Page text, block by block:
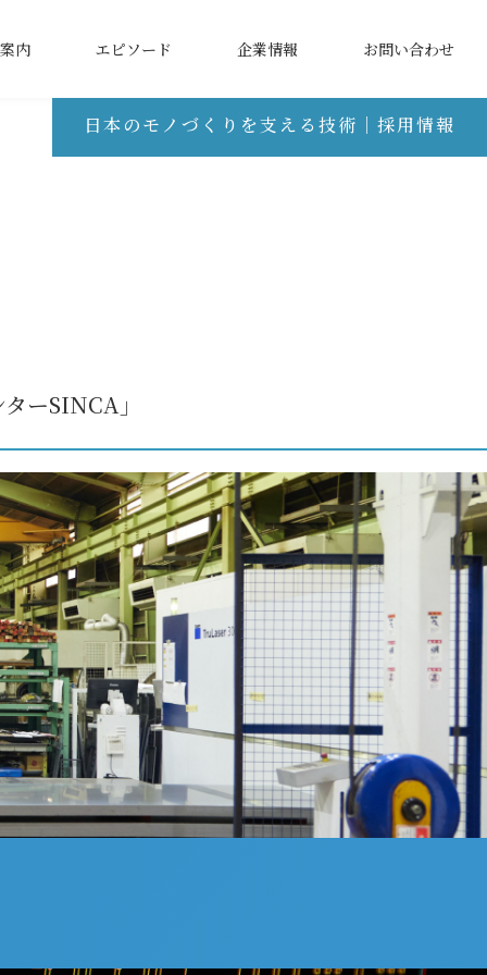
内 エピソード 企業情報 お問い合わせ
日本のモノづくりを支える技術｜採用情報
ーSINCA」